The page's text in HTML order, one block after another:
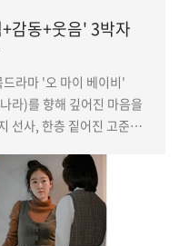
감동+웃음' 3박자
라마 '오 마이 베이비'
라)를 향해 깊어진 마음을
선사, 한층 짙어진 고준의
하게 표현해 심쿵 엔딩을
와 코믹, 어두운 면을
감정선을 진솔한 연기로
욱이 조금씩 달라져 가는